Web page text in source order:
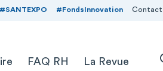
#SANTEXPO #FondsInnovation Contact
FAQ RH La Revue